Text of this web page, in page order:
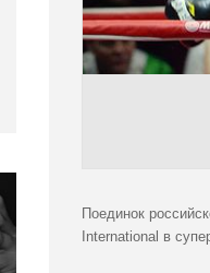
Поединок
International в